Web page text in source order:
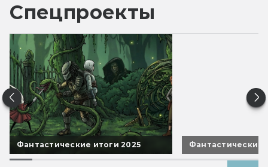
Спецпроекты
Фантастические итоги 2025 Фантастические